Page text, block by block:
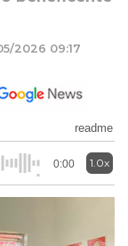
2026 09:17
readme
0:00 1.0x